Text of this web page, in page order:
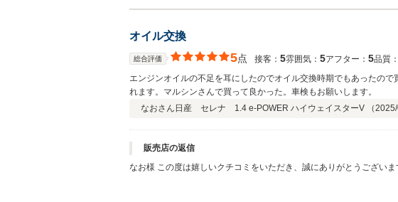
オイル交換
総合評価 5点 接客： 5雰囲気： 5アフター： 5品質：
エンジンオイルの不足を耳にしたのでオイル交換時期でもあったの
れます。マルシンさんで買って良かった。車検もお願いします。
なおさん 日産 セレナ 1.4 e-POWER ハイウェイスターV （
販売店の返信
なお様 この度は嬉しいクチコミをいただき、誠にありがとうございます！ 大切なお車を安心してお乗りいただけるよう、少しでもお力になれたのであればスタッフ一同とて